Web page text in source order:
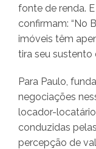
fonte de renda.
confirmam: “No
imóveis têm
tira seu sustento
Para Paulo,
negociações
locador-
conduzidas
percepção de